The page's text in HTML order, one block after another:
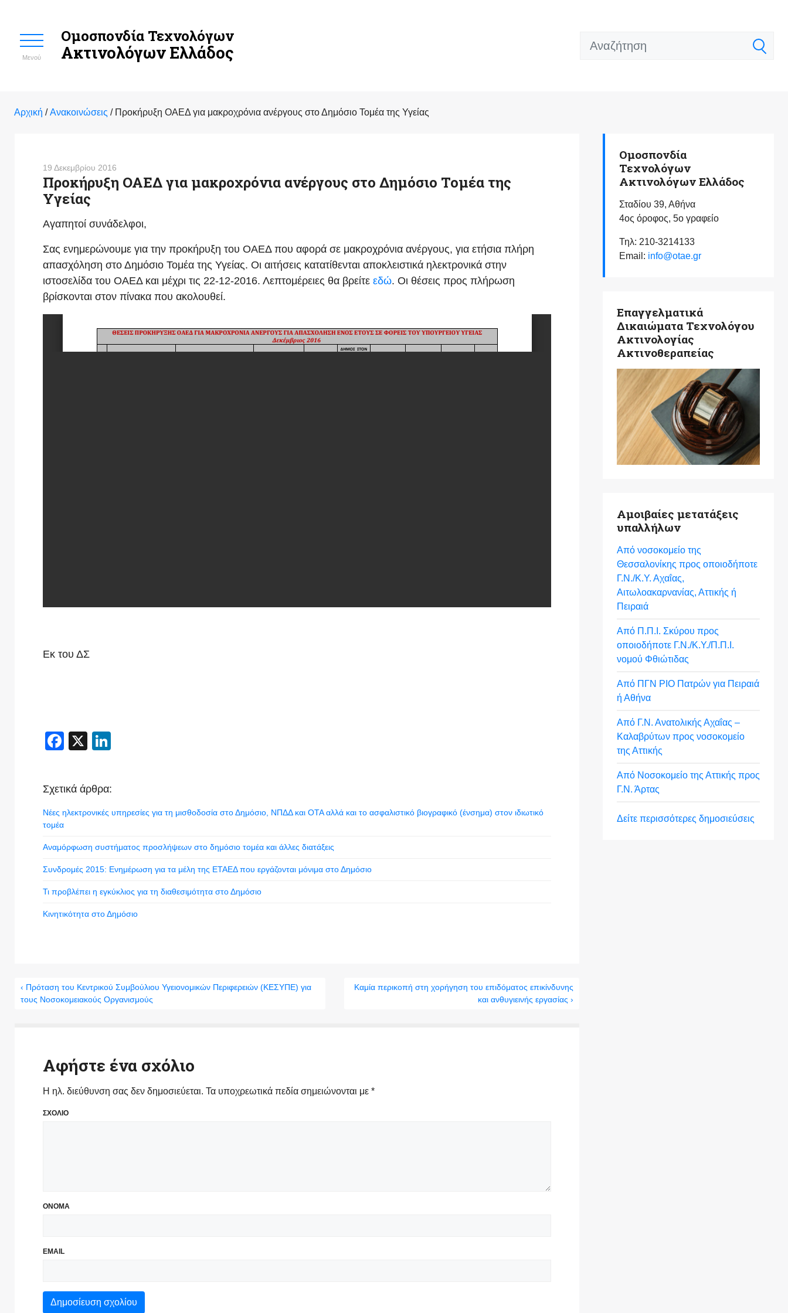
Μενού
Ομοσπονδία Τεχνολόγων
Ακτινολόγων Ελλάδος
Αρχική /Ανακοινώσεις / Προκήρυξη ΟΑΕΔ για μακροχρόνια ανέργους στο Δημόσιο Τομέα της Υγείας
19 Δεκεμβρίου 2016
Προκήρυξη ΟΑΕΔ για μακροχρόνια ανέργους στο Δημόσιο Τομέα της
Υγείας
Αγαπητοί συνάδελφοι,
Σας ενημερώνουμε για την προκήρυξη του ΟΑΕΔ που αφορά σε μακροχρόνια ανέργους, για ετήσια πλήρη
απασχόληση στο Δημόσιο Τομέα της Υγείας. Οι αιτήσεις κατατίθενται αποκλειστικά ηλεκτρονικά στην
ιστοσελίδα του ΟΑΕΔ και μέχρι τις 22-12-2016. Λεπτομέρειες θα βρείτε εδώ. Οι θέσεις προς πλήρωση
βρίσκονται στον πίνακα που ακολουθεί.
Εκ του ΔΣ
Facebook
X
Σχετικά άρθρα:
Νέες ηλεκτρονικές υπηρεσίες για τη μισθοδοσία στο Δημόσιο, ΝΠΔΔ και ΟΤΑ αλλά και το ασφαλιστικό βιογραφικό (ένσημα) στον ιδιωτικό
τομέα
Αναμόρφωση συστήματος προσλήψεων στο δημόσιο τομέα και άλλες διατάξεις
Συνδρομές 2015: Ενημέρωση για τα μέλη της ΕΤΑΕΔ που εργάζονται μόνιμα στο Δημόσιο
Τι προβλέπει η εγκύκλιος για τη διαθεσιμότητα στο Δημόσιο
Κινητικότητα στο Δημόσιο
‹ Πρόταση του Κεντρικού Συμβούλιου Υγειονομικών Περιφερειών (ΚΕΣΥΠΕ) για
τους Νοσοκομειακούς Οργανισμούς
Kαμία περικοπή στη χορήγηση του επιδόματος επικίνδυνης
και ανθυγιεινής εργασίας ›
Αφήστε ένα σχόλιο
Η ηλ. διεύθυνση σας δεν δημοσιεύεται. Τα υποχρεωτικά πεδία σημειώνονται με *
ΣΧΟΛΙΟ
ΟΝΟΜΑ
EMAIL
Ομοσπονδία
Τεχνολόγων
Ακτινολόγων Ελλάδος
Σταδίου 39, Αθήνα
4ος όροφος, 5ο γραφείο
Τηλ: 210-3214133
Email: info@otae.gr
Επαγγελματικά
Δικαιώματα Τεχνολόγου
Ακτινολογίας
Ακτινοθεραπείας
Αμοιβαίες μετατάξεις
υπαλλήλων
Από νοσοκομείο της
Θεσσαλονίκης προς οποιοδήποτε
Γ.Ν./Κ.Υ. Αχαΐας,
Αιτωλοακαρνανίας, Αττικής ή
Πειραιά
Από Π.Π.Ι. Σκύρου προς
οποιοδήποτε Γ.Ν./Κ.Υ./Π.Π.Ι.
νομού Φθιώτιδας
Από ΠΓΝ ΡΙΟ Πατρών για Πειραιά
ή Αθήνα
Από Γ.Ν. Ανατολικής Αχαΐας –
Καλαβρύτων προς νοσοκομείο
της Αττικής
Από Νοσοκομείο της Αττικής προς
Γ.Ν. Άρτας
Δείτε περισσότερες δημοσιεύσεις